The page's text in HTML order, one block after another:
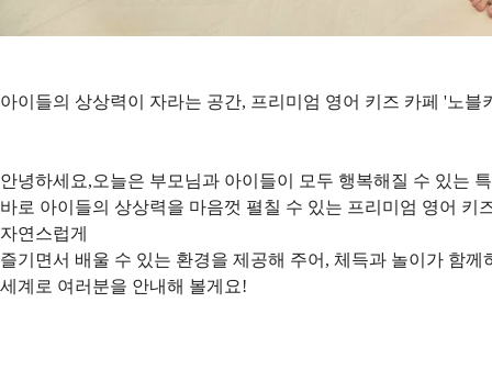
아이들의 상상력이 자라는 공간, 프리미엄 영어 키즈 카페 '노블
안녕하세요,오늘은 부모님과 아이들이 모두 행복해질 수 있는
바로 아이들의 상상력을 마음껏 펼칠 수 있는 프리미엄 영어
자연스럽게
즐기면서 배울 수 있는 환경을 제공해 주어, 체득과 놀이가 함
세계로 여러분을 안내해 볼게요!